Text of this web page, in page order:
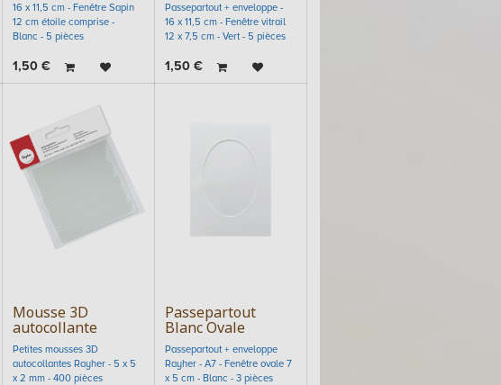
16 x 11,5 cm - Fenêtre Sapin
12 cm étoile comprise -
Blanc - 5 pièces
1,50€
Passepartout + enveloppe -
16 x 11,5 cm - Fenêtre vitrail
12 x 7,5 cm - Vert - 5 pièces
1,50€
Mousse 3D
autocollante
Petites mousses 3D
autocollantes Rayher - 5 x 5
x 2 mm - 400 pièces
Passepartout
Blanc Ovale
Passepartout + enveloppe
Rayher - A7 - Fenêtre ovale 7
x 5 cm - Blanc - 3 pièces